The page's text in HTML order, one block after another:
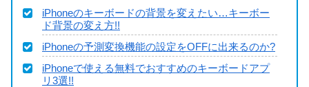
iPhoneのキーボードの背景を変えたい…キーボー
ド背景の変え方!!
iPhoneの予測変換機能の設定をOFFに出来るのか?
iPhoneで使える無料でおすすめのキーボードアプ
リ3選!!